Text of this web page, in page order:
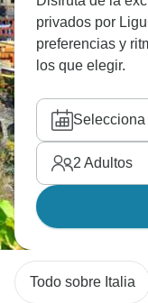
privados por
preferencias y
los que elegir.
Selecciona
2 Adultos
Todo sobre Italia